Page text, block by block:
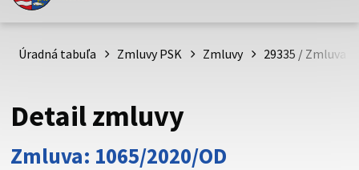
Toto je oficiálna webová stránka Prešovského
psk.sk.
Buďte pozorní a vždy sa uistite, že zdieľate informácie iba
cez zabezpečenú webovú stránku. Zabezpečená stránka
vždy začína https:// pred názvom domény webového sídla.
Úradná tabuľa Zmluvy PSK Zmluvy 29335 / Zmluva
Detail zmluvy
Zmluva: 1065/2020/OD